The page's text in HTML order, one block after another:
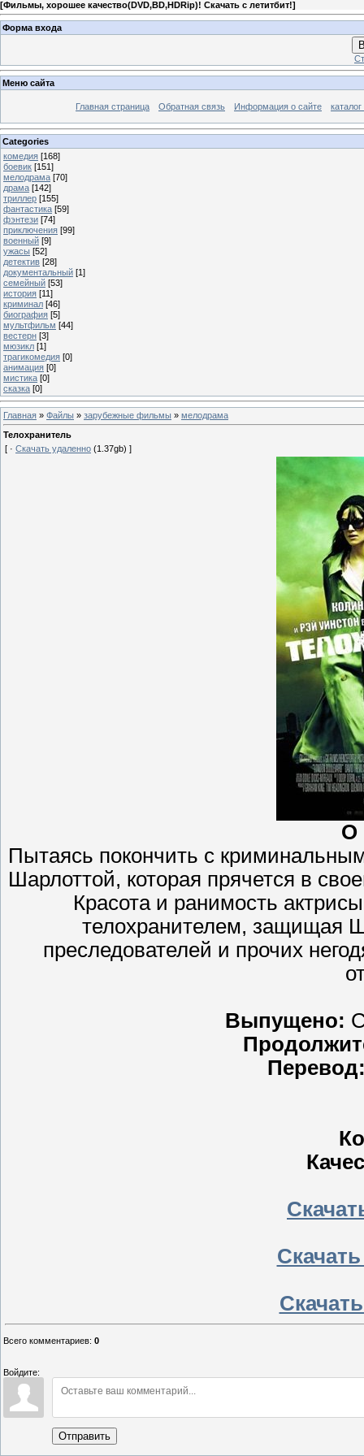
[Фильмы, хорошее качество(DVD,BD,HDRip)! Скачать с летитбит!]
Форма входа
Меню сайта
Главная страница Обратная связь Информация о сайте
Categories
комедия [168]
боевик [151]
мелодрама [70]
драма [142]
триллер [155]
фантастика [59]
фэнтези [74]
приключения [99]
военный [9]
ужасы [52]
детектив [28]
документальный [1]
семейный [53]
история [11]
криминал [46]
биография [5]
мультфильм [44]
вестерн [3]
мюзикл [1]
трагикомедия [0]
анимация [0]
мистика [0]
сказка [0]
Главная » Файлы » зарубежные фильмы » мелодрама
Телохранитель
[ · Скачать удаленно (1.37gb) ]
О
Пытаясь покончить с
Шарлоттой, которая прячется в
Красота и ранимость
телохранителем, защищая
преследователей и прочих
Выпущено:
Всего комментариев: 0
Войдите:
Отправить